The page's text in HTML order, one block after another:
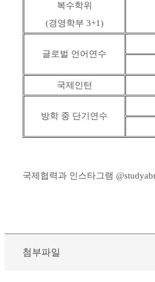
복수학위
(경영학부 3+1)
글로벌 언어연수
국제인턴
방학 중 단기연수
국제협력과 인스타그램
첨부파일